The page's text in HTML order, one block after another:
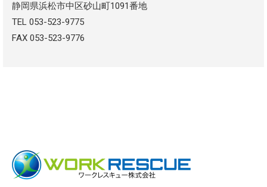
静岡県浜松市中区砂山町1091番地
TEL 053-523-9775
FAX 053-523-9776